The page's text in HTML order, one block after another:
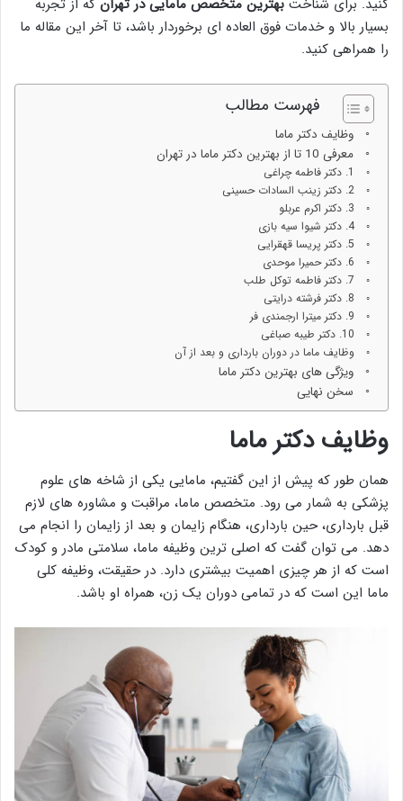
بسیار بالا و خدمات فوق العاده ای برخوردار باشد، تا آخر این مقاله ما
را همراهی کنید.
فهرست مطالب
وظایف دکتر ماما
معرفی 10 تا از بهترین دکتر ماما در تهران
1. دکتر فاطمه چراغی
2. دکتر زینب السادات حسینی
3. دکتر اکرم عربلو
4. دکتر شیوا سیه بازی
5. دکتر پریسا قهقرایی
6. دکتر حمیرا موحدی
7. دکتر فاطمه توکل طلب
8. دکتر فرشته درایتی
9. دکتر میترا ارجمندی فر
10. دکتر طیبه صباغی
وظایف ماما در دوران بارداری و بعد از آن
ویژگی های بهترین دکتر ماما
سخن نهایی
وظایف دکتر ماما
همان طور که پیش از این گفتیم، مامایی یکی از شاخه های علوم
پزشکی به شمار می رود. متخصص ماما، مراقبت و مشاوره های لازم
قبل بارداری، حین بارداری، هنگام زایمان و بعد از زایمان را انجام می
دهد. می توان گفت که اصلی ترین وظیفه ماما، سلامتی مادر و کودک
است که از هر چیزی اهمیت بیشتری دارد. در حقیقت، وظیفه کلی
ماما این است که در تمامی دوران یک زن، همراه او باشد.